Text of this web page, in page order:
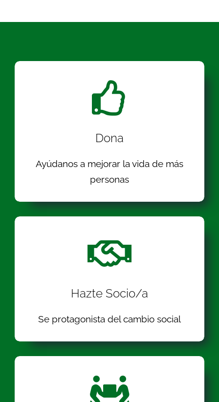
Dona
Ayúdanos a mejorar la vida de más
personas
Hazte Socio/a
Se protagonista del cambio social